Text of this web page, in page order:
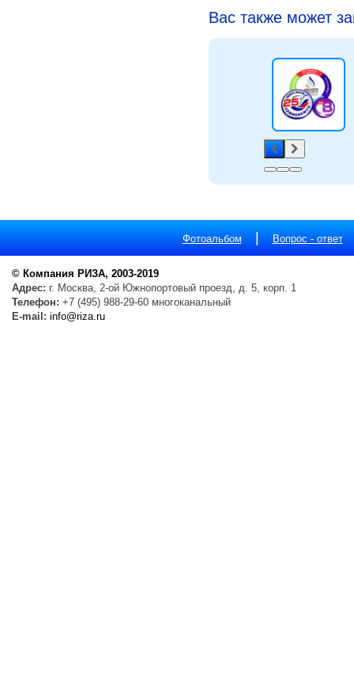
Вас также может
Фотоальбом | Вопрос - ответ
© Компания РИЗА, 2003-2019
Адрес: г. Москва, 2-ой Южнопортовый проезд, д. 5, корп. 1
Телефон: +7 (495) 988-29-60 многоканальный
E-mail: info@riza.ru